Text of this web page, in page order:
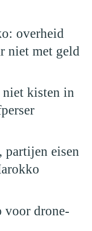
overheid
niet met geld
kisten in
partijen eisen
voor drone-